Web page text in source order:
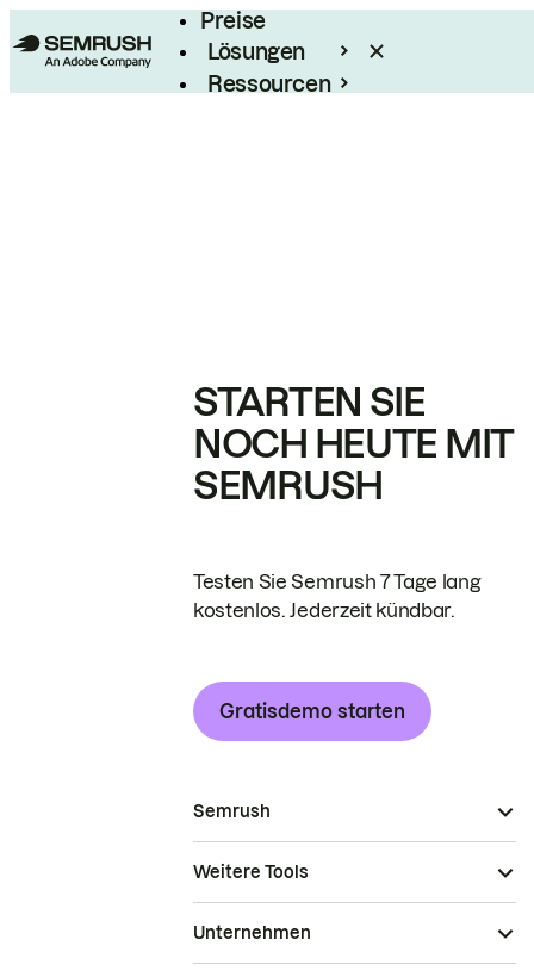
Preise
Lösungen
Ressourcen
STARTEN SIE
NOCH HEUTE MIT
SEMRUSH
Testen Sie Semrush 7 Tage lang
kostenlos. Jederzeit kündbar.
Gratisdemo starten
Semrush
Weitere Tools
Unternehmen